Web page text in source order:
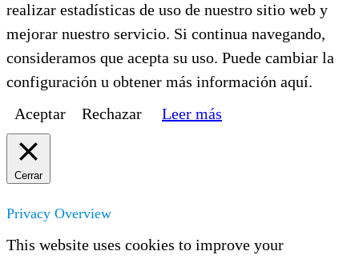
realizar estadísticas de uso de nuestro sitio web y
mejorar nuestro servicio. Si continua navegando,
consideramos que acepta su uso. Puede cambiar la
configuración u obtener más información aquí.
Aceptar
Rechazar Leer más
Cerrar
Privacy Overview
This website uses cookies to improve your